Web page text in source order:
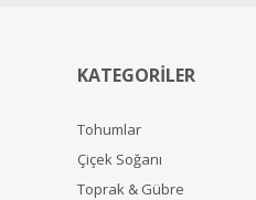
KATEGORİLER
Tohumlar
Çiçek Soğanı
Toprak & Gübre